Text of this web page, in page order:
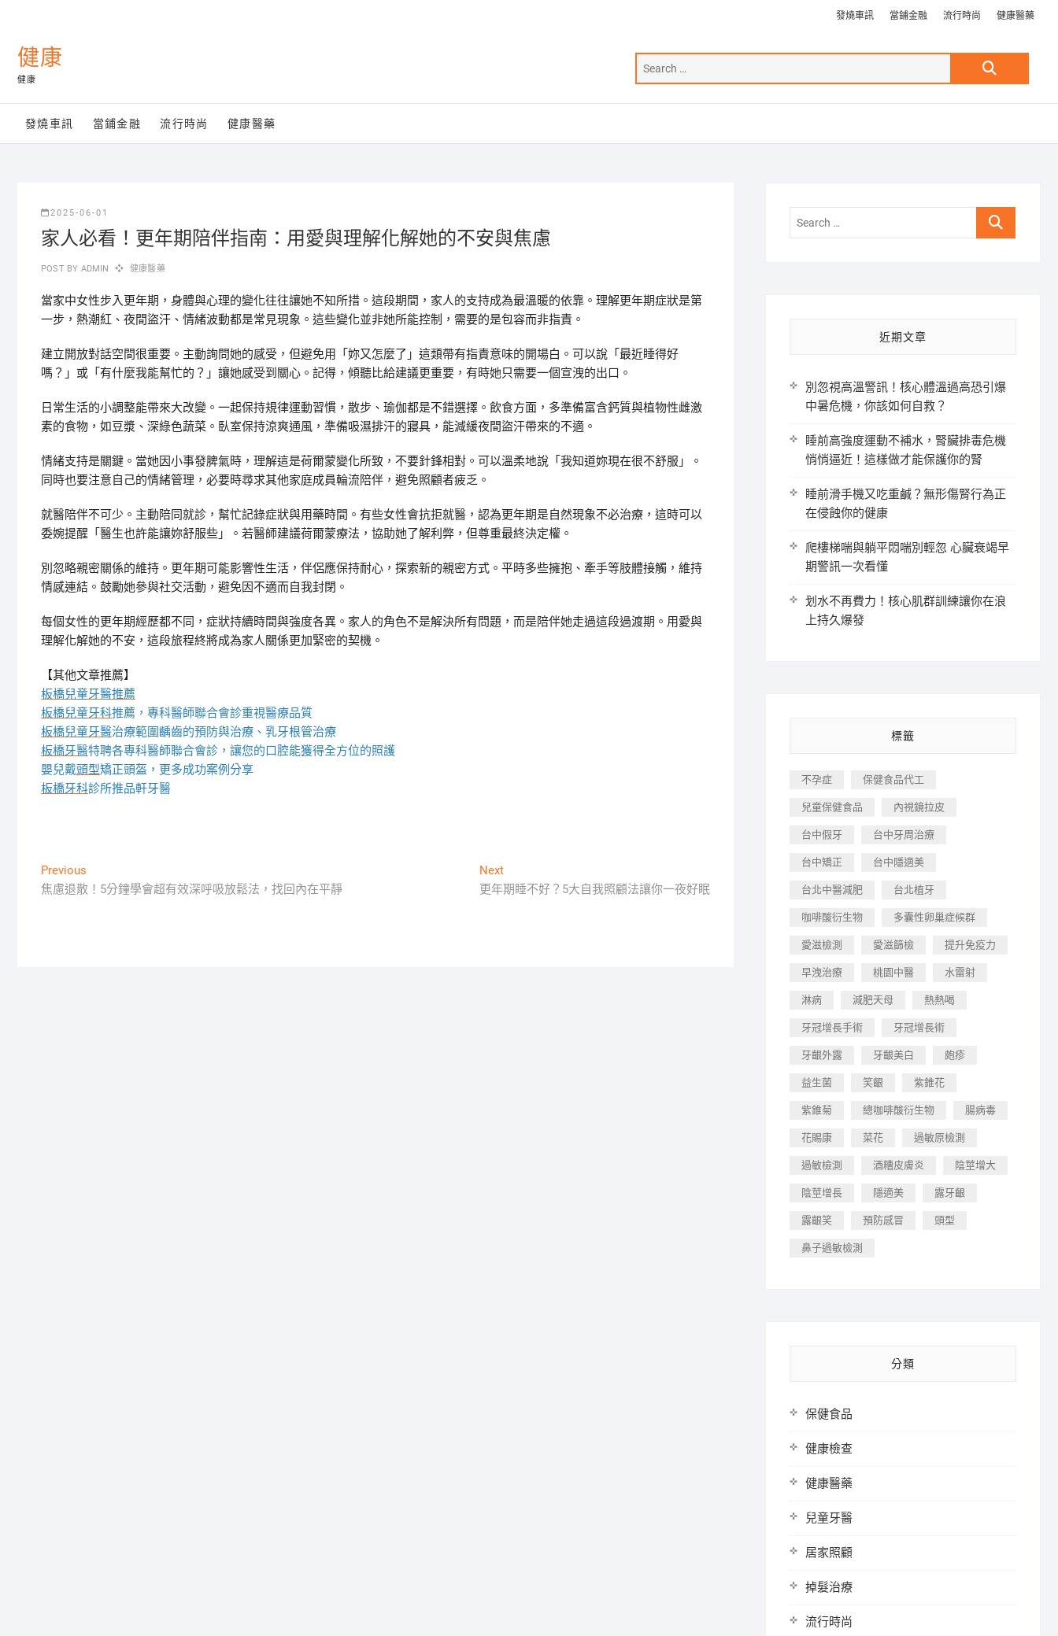
content
發燒車訊 當鋪金融 流行時尚 健康醫藥
健康
健康
Search
發燒車訊 當鋪金融 流行時尚 健康醫藥
2025-06-01
家人必看！更年期陪伴指南：用愛與理解化解她的不安與焦慮
POST BY ADMIN 健康醫藥
當家中女性步入更年期，身體與心理的變化往往讓她不知所措。這段期間，家人的支持成為最溫暖的依靠。理解更年期症狀是第
一步，熱潮紅、夜間盜汗、情緒波動都是常見現象。這些變化並非她所能控制，需要的是包容而非指責。
建立開放對話空間很重要。主動詢問她的感受，但避免用「妳又怎麼了」這類帶有指責意味的開場白。可以說「最近睡得好
嗎？」或「有什麼我能幫忙的？」讓她感受到關心。記得，傾聽比給建議更重要，有時她只需要一個宣洩的出口。
日常生活的小調整能帶來大改變。一起保持規律運動習慣，散步、瑜伽都是不錯選擇。飲食方面，多準備富含鈣質與植物性雌激
素的食物，如豆漿、深綠色蔬菜。臥室保持涼爽通風，準備吸濕排汗的寢具，能減緩夜間盜汗帶來的不適。
情緒支持是關鍵。當她因小事發脾氣時，理解這是荷爾蒙變化所致，不要針鋒相對。可以溫柔地說「我知道妳現在很不舒服」。
同時也要注意自己的情緒管理，必要時尋求其他家庭成員輪流陪伴，避免照顧者疲乏。
就醫陪伴不可少。主動陪同就診，幫忙記錄症狀與用藥時間。有些女性會抗拒就醫，認為更年期是自然現象不必治療，這時可以
委婉提醒「醫生也許能讓妳舒服些」。若醫師建議荷爾蒙療法，協助她了解利弊，但尊重最終決定權。
別忽略親密關係的維持。更年期可能影響性生活，伴侶應保持耐心，探索新的親密方式。平時多些擁抱、牽手等肢體接觸，維持
情感連結。鼓勵她參與社交活動，避免因不適而自我封閉。
每個女性的更年期經歷都不同，症狀持續時間與強度各異。家人的角色不是解決所有問題，而是陪伴她走過這段過渡期。用愛與
理解化解她的不安，這段旅程終將成為家人關係更加緊密的契機。
【其他文章推薦】
板橋兒童牙醫推薦
板橋兒童牙科推薦，專科醫師聯合會診重視醫療品質
板橋兒童牙醫治療範圍齲齒的預防與治療、乳牙根管治療
板橋牙醫特聘各專科醫師聯合會診，讓您的口腔能獲得全方位的照護
嬰兒戴頭型矯正頭盔，更多成功案例分享
板橋牙科診所推品軒牙醫
文
章
Previous
post:
焦慮退散！5分鐘學會超有效深呼吸放鬆法，找回內在平靜
NextNext
post:
更年期睡不好？5大自我照顧法讓你一夜好眠
Search
近期文章
別忽視高溫警訊！核心體溫過高恐引爆
中暑危機，你該如何自救？
睡前高強度運動不補水，腎臟排毒危機
悄悄逼近！這樣做才能保護你的腎
睡前滑手機又吃重鹹？無形傷腎行為正
在侵蝕你的健康
爬樓梯喘與躺平悶喘別輕忽 心臟衰竭早
期警訊一次看懂
划水不再費力！核心肌群訓練讓你在浪
上持久爆發
標籤
不孕症 保健食品代工
兒童保健食品 內視鏡拉皮
台中假牙 台中牙周治療
台中矯正 台中隱適美
台北中醫減肥 台北植牙
咖啡酸衍生物 多囊性卵巢症候群
愛滋檢測 愛滋篩檢 提升免疫力
早洩治療 桃園中醫 水雷射
淋病 減肥天母 熱熱喝
牙冠增長手術 牙冠增長術
牙齦外露 牙齦美白 皰疹
益生菌 笑齦 紫錐花
紫錐菊 總咖啡酸衍生物 腸病毒
花賜康 菜花 過敏原檢測
過敏檢測 酒糟皮膚炎 陰莖增大
陰莖增長 隱適美 露牙齦
露齦笑 預防感冒 頭型
鼻子過敏檢測
分類
保健食品
健康檢查
健康醫藥
兒童牙醫
居家照顧
掉髮治療
流行時尚